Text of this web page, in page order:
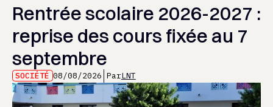
Rentrée scolaire 2026-2027 :
reprise des cours fixée au 7
septembre
SOCIÉTÉ 08/08/2026 ParLNT